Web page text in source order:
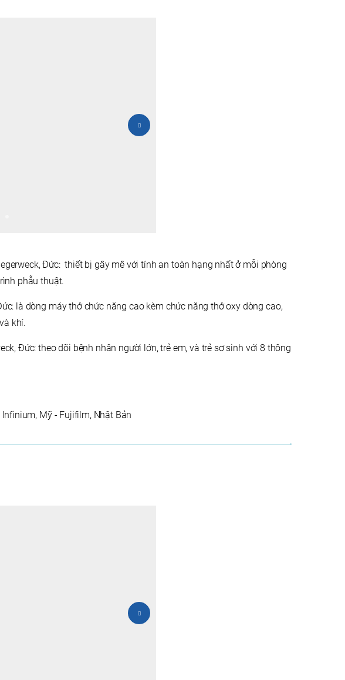
Đức: thiết bị gây mê với tính an toàn hạng nhất ở mỗi phòng
phẫu thuật.
là dòng máy thở chức năng cao kèm chức năng thở oxy dòng cao,
khí.
Đức: theo dõi bệnh nhân người lớn, trẻ em, và trẻ sơ sinh với 8 thông
Infinium, Mỹ - Fujifilm, Nhật Bản